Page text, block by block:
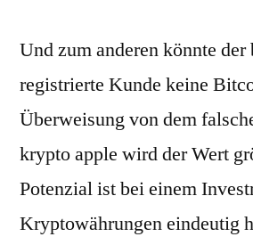
Und zum anderen könnte der
registrierte Kunde keine
Überweisung von dem
krypto apple wird der Wert
Potenzial ist bei einem
Kryptowährungen eindeutig